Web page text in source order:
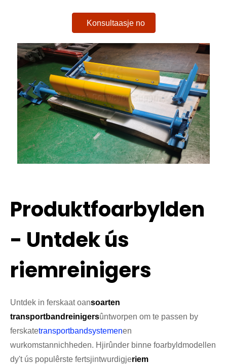
Konsultaasje no
Produktfoarbylden
- Untdek ús
riemreinigers
Untdek in ferskaat oansoarten
transportbandreinigersûntworpen om te passen by
ferskatetransportbandsystemenen
wurkomstannichheden. Hjirûnder binne foarbyldmodellen
dy't ús populêrste fertsjintwurdigjeriem